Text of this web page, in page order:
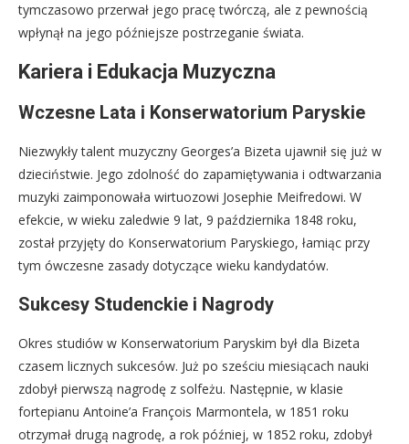
tymczasowo przerwał jego pracę twórczą, ale z pewnością
wpłynął na jego późniejsze postrzeganie świata.
Kariera i Edukacja Muzyczna
Wczesne Lata i Konserwatorium Paryskie
Niezwykły talent muzyczny Georges’a Bizeta ujawnił się już w
dzieciństwie. Jego zdolność do zapamiętywania i odtwarzania
muzyki zaimponowała wirtuozowi Josephie Meifredowi. W
efekcie, w wieku zaledwie 9 lat, 9 października 1848 roku,
został przyjęty do Konserwatorium Paryskiego, łamiąc przy
tym ówczesne zasady dotyczące wieku kandydatów.
Sukcesy Studenckie i Nagrody
Okres studiów w Konserwatorium Paryskim był dla Bizeta
czasem licznych sukcesów. Już po sześciu miesiącach nauki
zdobył pierwszą nagrodę z solfeżu. Następnie, w klasie
fortepianu Antoine’a François Marmontela, w 1851 roku
otrzymał drugą nagrodę, a rok później, w 1852 roku, zdobył